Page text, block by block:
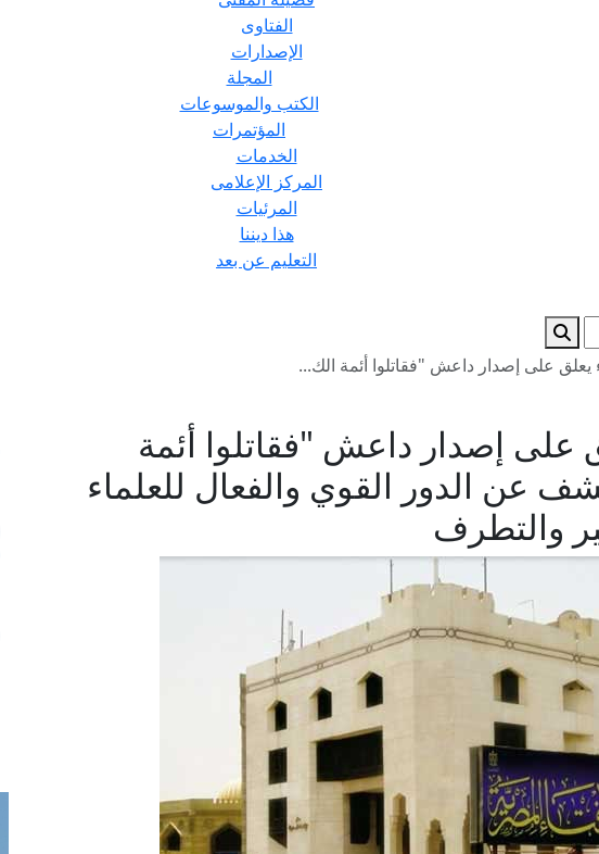
الفتاوى
الإصدارات
المجلة
الكتب والموسوعات
المؤتمرات
الخدمات
المركز الإعلامى
المرئيات
هذا ديننا
التعليم عن بعد
يعلق على إصدار داعش "فقاتلوا أئمة الك...
على إصدار داعش "فقاتلوا أئمة
عن الدور القوي والفعال للعلماء
والتطرف